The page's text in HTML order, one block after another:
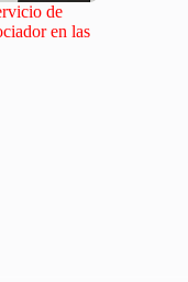
de
en las